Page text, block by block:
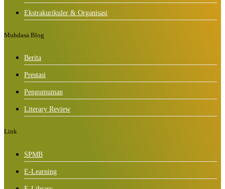
Ekstrakurikuler & Organisasi
Muhdasa Blog
Berita
Prestasi
Pengumuman
Literary Review
Link
SPMB
E-Learning